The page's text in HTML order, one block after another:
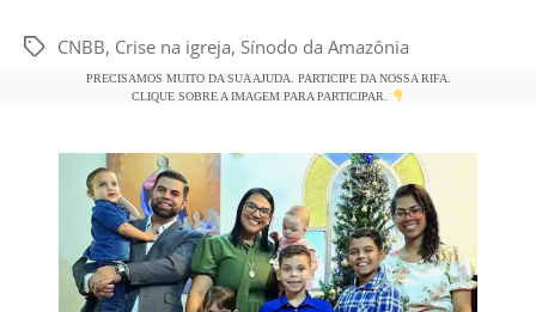
c
e
o
o
k
at
s
p
p
itt
er
ai
l
p
y
n
k
ar
e
TagsCNBB, Crise na igreja, Sínodo da Amazônia
PRECISAMOS MUITO DA SUA AJUDA. PARTICIPE DA NOSSA RIFA.
CLIQUE SOBRE A IMAGEM PARA PARTICIPAR.